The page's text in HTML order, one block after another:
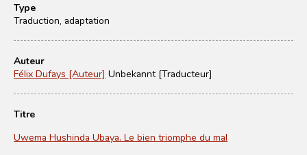
Type
Traduction, adaptation
Auteur
Félix Dufays [Auteur] Unbekannt [Traducteur]
Titre
Uwema Hushinda Ubaya. Le bien triomphe du mal